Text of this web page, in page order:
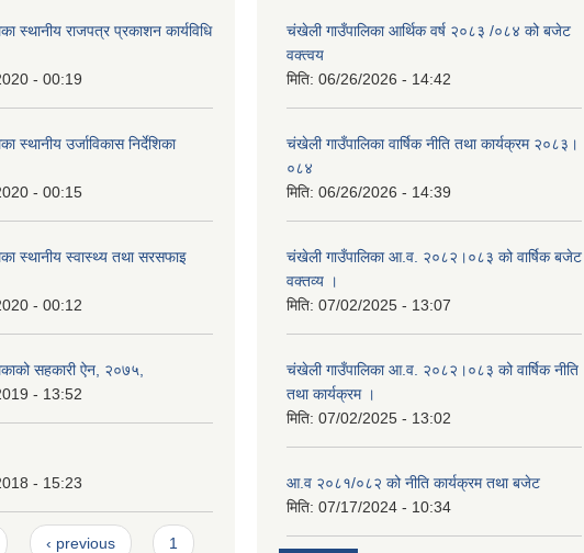
स्थानीय राजपत्र प्रकाशन कार्यविधि
- 00:19
स्थानीय उर्जाविकास निर्देशिका
- 00:15
स्थानीय स्वास्थ्य तथा सरसफाइ
- 00:12
सहकारी ऐन, २०७५,
- 13:52
- 15:23
‹ previous 1
चंखेली गाउँपालिका आर्थिक वर्ष २०८३ /०८४ को बजेट
वक्त्वय
मिति: 06/26/2026 - 14:42
चंखेली गाउँपालिका वार्षिक नीति तथा कार्यक्रम २०८३।
०८४
मिति: 06/26/2026 - 14:39
चंखेली गाउँपालिका आ.व. २०८२।०८३ को वार्षिक बजेट
वक्तव्य ।
मिति: 07/02/2025 - 13:07
चंखेली गाउँपालिका आ.व. २०८२।०८३ को वार्षिक नीति
तथा कार्यक्रम ।
मिति: 07/02/2025 - 13:02
आ.व २०८१/०८२ को नीति कार्यक्रम तथा बजेट
मिति: 07/17/2024 - 10:34